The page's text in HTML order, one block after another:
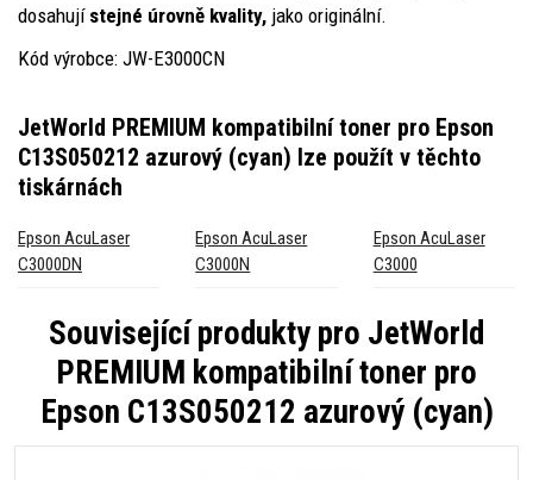
dosahují stejné úrovně kvality, jako originální.
Kód výrobce: JW-E3000CN
JetWorld PREMIUM kompatibilní toner pro Epson
C13S050212 azurový (cyan) lze použít v těchto
tiskárnách
Epson AcuLaser
C3000DN
Epson AcuLaser
C3000N
Epson AcuLaser
C3000
Související produkty pro JetWorld
PREMIUM kompatibilní toner pro
Epson C13S050212 azurový (cyan)